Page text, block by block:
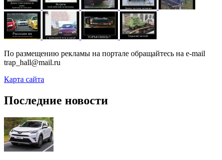
По размещению рекламы на портале обращайтесь на e-mail
trap_hall@mail.ru
Карта сайта
Последние новости